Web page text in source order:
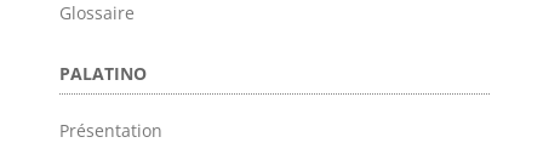
Glossaire
PALATINO
Présentation